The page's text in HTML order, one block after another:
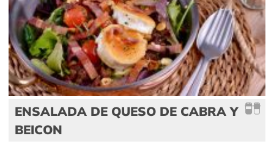
ENSALADA DE QUESO DE CABRA Y
BEICON